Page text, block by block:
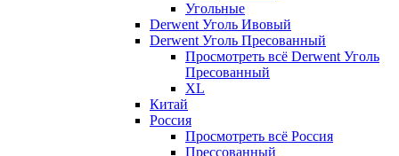
Угольные
Derwent Уголь Ивовый
Derwent Уголь Пресованный
Просмотреть всё Derwent Уголь
Пресованный
XL
Китай
Россия
Просмотреть всё Россия
Прессованный